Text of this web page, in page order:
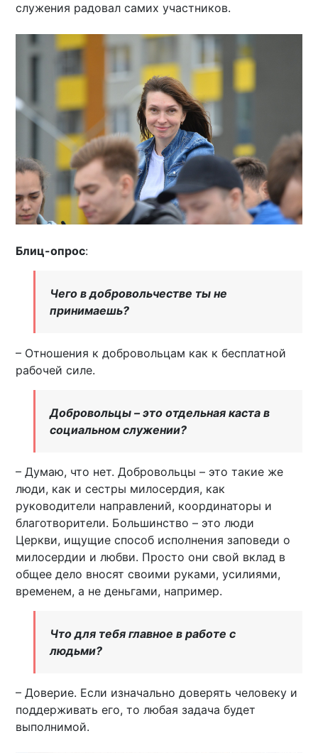
служения радовал самих участников.
Блиц-опрос:
Чего в добровольчестве ты не
принимаешь?
– Отношения к добровольцам как к бесплатной
рабочей силе.
Добровольцы – это отдельная каста в
социальном служении?
– Думаю, что нет. Добровольцы – это такие же
люди, как и сестры милосердия, как
руководители направлений, координаторы и
благотворители. Большинство – это люди
Церкви, ищущие способ исполнения заповеди о
милосердии и любви. Просто они свой вклад в
общее дело вносят своими руками, усилиями,
временем, а не деньгами, например.
Что для тебя главное в работе с
людьми?
– Доверие. Если изначально доверять человеку и
поддерживать его, то любая задача будет
выполнимой.